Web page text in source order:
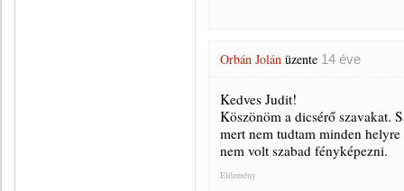
Orbán Jolán üzente 14 éve
Kedves Judit!
Köszönöm a dicsérő szavakat.
mert nem tudtam minden
nem volt szabad fényképezni.
Előzmény